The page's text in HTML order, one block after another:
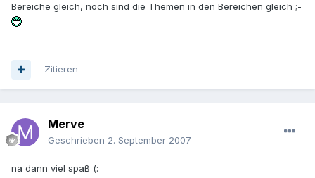
Bereiche gleich, noch sind die Themen in den Bereichen gleich ;-
Zitieren
Merve
Geschrieben 2. September 2007
na dann viel spaß (: